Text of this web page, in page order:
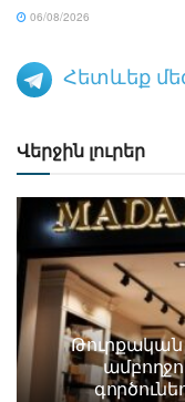
06/08/2026
Հետևեք
Վերջին լուրեր